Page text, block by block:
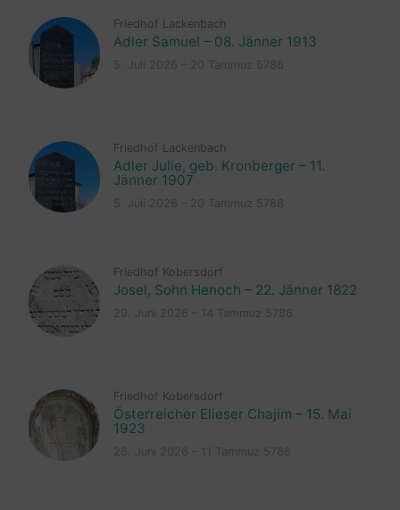
Friedhof Lackenbach
Adler Samuel – 08. Jänner 1913
Friedhof Lackenbach
Adler Julie, geb. Kronberger – 11.
Jänner 1907
Friedhof Kobersdorf
Josel, Sohn Henoch – 22. Jänner 1822
Friedhof Kobersdorf
Österreicher Elieser Chajim – 15. Mai
1923